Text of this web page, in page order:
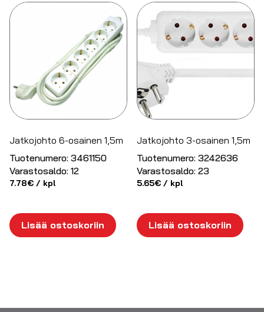
Jatkojohto 6-osainen 1,5m
Tuotenumero: 3461150
Varastosaldo: 12
7.78€ / kpl
Lisää ostoskoriin
Jatkojohto 3-osainen 1,5m
Tuotenumero: 3242636
Varastosaldo: 23
5.65€ / kpl
Lisää ostoskoriin